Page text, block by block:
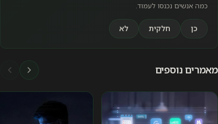
כמה אנשים נכנסו לעמוד.
כן חלקית לא
מאמרים נוספים